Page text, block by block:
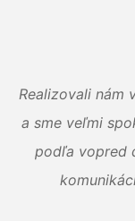
Realizovali nám
a sme veľmi
podľa vopred